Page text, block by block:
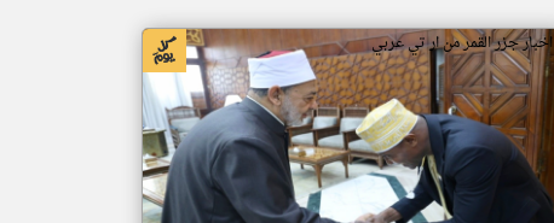
اخبار جزر القمر من ار تي عربي